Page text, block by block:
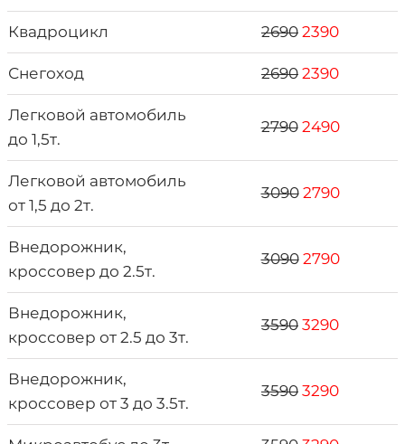
Квадроцикл 2690 2390
Снегоход 2690 2390
Легковой автомобиль
до 1,5т.
27902490
Легковой автомобиль
от 1,5 до 2т.
30902790
Внедорожник,
кроссовер до 2.5т.
30902790
Внедорожник,
кроссовер от 2.5 до 3т.
3590 3290
Внедорожник,
кроссовер от 3 до 3.5т.
3590 3290